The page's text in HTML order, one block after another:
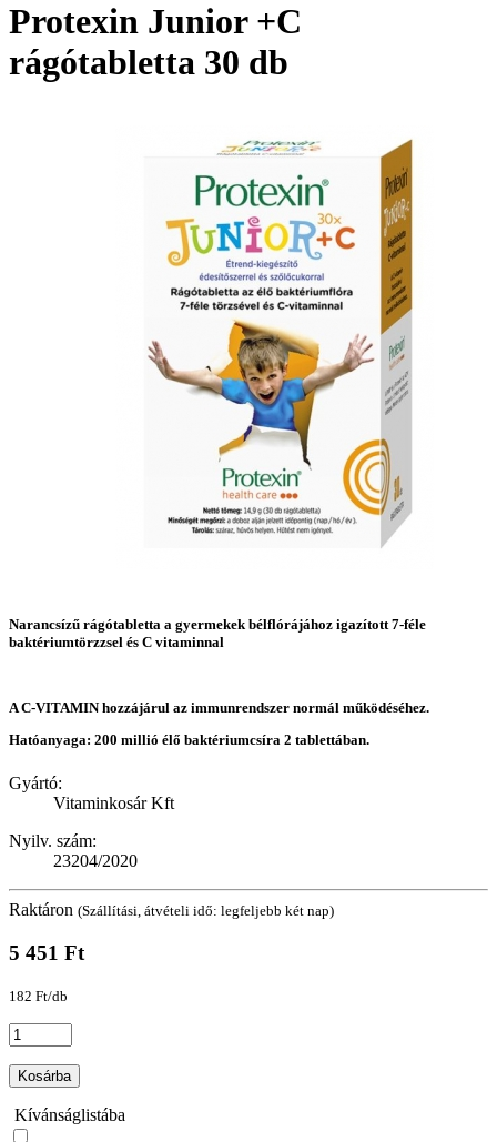
Protexin Junior +C
rágótabletta 30 db
Narancsízű rágótabletta a gyermekek bélflórájához igazított 7-féle
baktériumtörzzsel és C vitaminnal
A C-VITAMIN hozzájárul az immunrendszer normál működéséhez.
Hatóanyaga: 200 millió élő baktériumcsíra 2 tablettában.
Gyártó:
Vitaminkosár Kft
Nyilv. szám:
23204/2020
Raktáron (Szállítási, átvételi idő: legfeljebb két nap)
5 451 Ft
182 Ft/db
Kosárba
Kívánságlistába